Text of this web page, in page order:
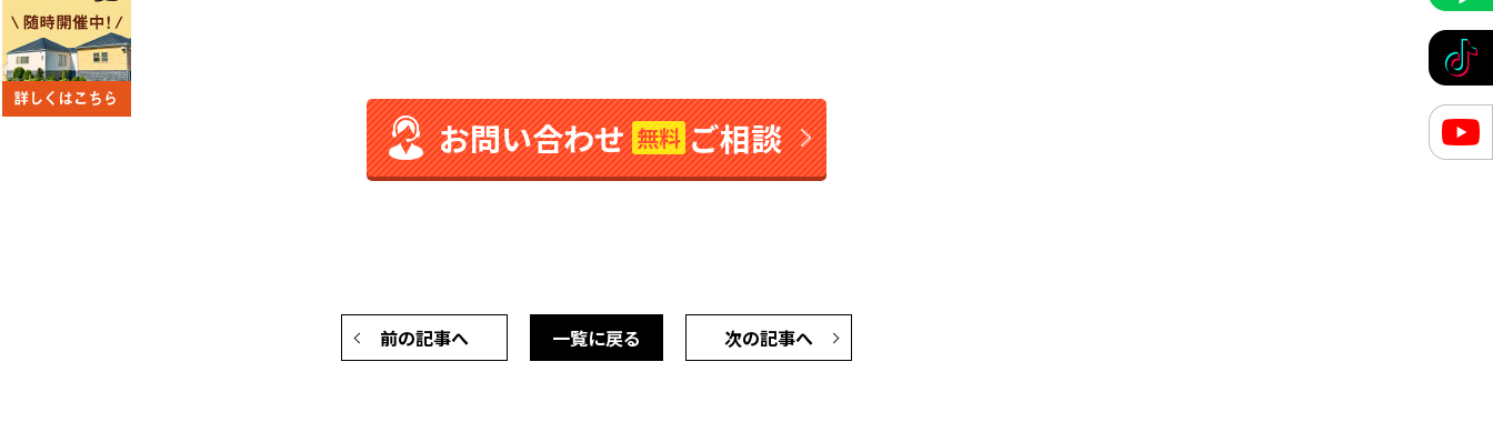
お問い合わせ無料 ご相談
前の記事へ 次の記事へ
一覧に戻る